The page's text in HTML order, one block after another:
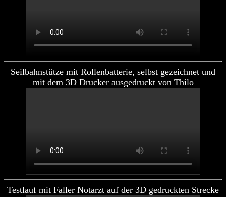
Seilbahnstütze mit Rollenbatterie, selbst gezeichnet und
mit dem 3D Drucker ausgedruckt von Thilo
Testlauf mit Faller Notarzt auf der 3D gedruckten Strecke